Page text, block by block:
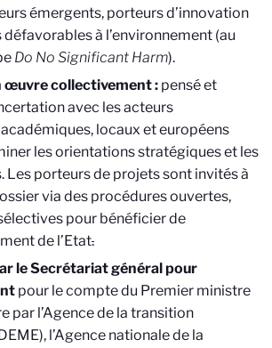
émergents, porteurs d’innovation
défavorables à l’environnement (au
Do No Significant Harm).
œuvre collectivement: pensé et
avec les acteurs
locaux et européens
les orientations stratégiques et les
Les porteurs de projets sont invités à
via des procédures ouvertes,
pour bénéficier de
de l’Etat.
le Secrétariat général pour
pour le compte du Premier ministre
par l’Agence de la transition
l’Agence nationale de la